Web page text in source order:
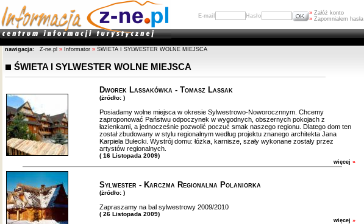
E-mail Hasło » Załóż konto
» Zapomniałem hasła
nawigacja: Z-ne.pl » Informator » ŚWIETA I SYLWESTER WOLNE MIEJSCA
ŚWIETA I SYLWESTER WOLNE MIEJSCA
Dworek Lassakówka - Tomasz Lassak
(żródło: )
Posiadamy wolne miejsca w okresie Sylwestrowo-Noworocznnym. Chcemy
zaproponować Państwu odpoczynek w wygodnych, obszernych pokojach z
łazienkami, a jednocześnie pozwolić poczuć smak naszego regionu. Dlatego dom ten
został zbudowany w stylu regionalnym według projektu znanego architekta Jana
Karpiela Bułecki. Wystrój domu: łóżka, karnisze, szały wykonane zostały przez
artystów regionalnych.
( 16 Listopada 2009)
więcej »
Sylwester - Karczma Regionalna Polaniorka
(żródło: )
Zapraszamy na bal sylwestrowy 2009/2010
( 26 Listopada 2009)
więcej »